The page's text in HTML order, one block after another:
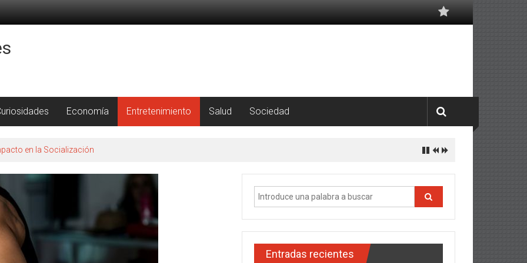
Economía Entretenimiento Salud Sociedad
en la Socialización
Entradas recientes